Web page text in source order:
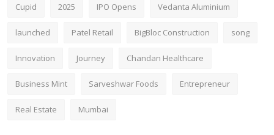
Cupid 2025 IPO Opens Vedanta Aluminium
launched Patel Retail BigBloc Construction song
Innovation Journey Chandan Healthcare
Business Mint Sarveshwar Foods Entrepreneur
Real Estate Mumbai